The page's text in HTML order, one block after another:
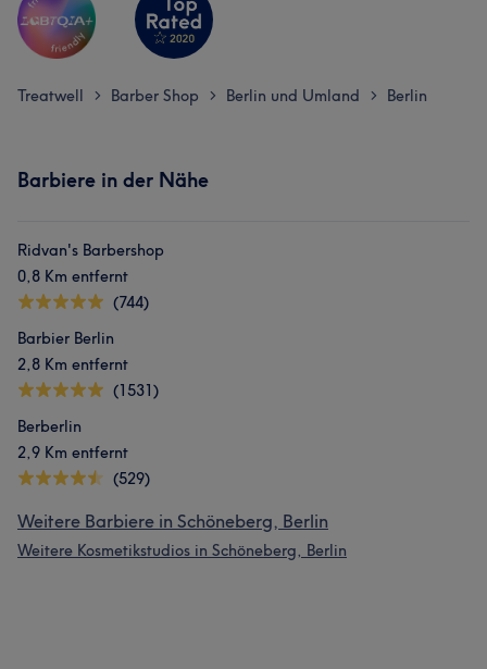
Treatwell > Barber Shop > Berlin und Umland > Berlin
Barbiere in der Nähe
Ridvan's Barbershop
0,8 Km entfernt
(744)
Barbier Berlin
2,8 Km entfernt
(1531)
Berberlin
2,9 Km entfernt
(529)
Weitere Barbiere in Schöneberg, Berlin
Weitere Kosmetikstudios in Schöneberg, Berlin